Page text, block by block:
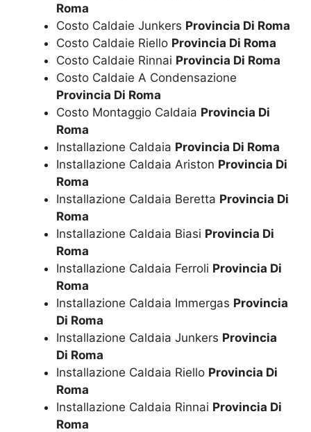
Roma
Costo Caldaie Junkers Provincia Di Roma
Costo Caldaie Riello Provincia Di Roma
Costo Caldaie Rinnai Provincia Di Roma
Costo Caldaie A Condensazione
Provincia Di Roma
Costo Montaggio Caldaia Provincia Di
Roma
Installazione Caldaia Provincia Di Roma
Installazione Caldaia Ariston Provincia Di
Roma
Installazione Caldaia Beretta Provincia Di
Roma
Installazione Caldaia Biasi Provincia Di
Roma
Installazione Caldaia Ferroli Provincia Di
Roma
Installazione Caldaia Immergas Provincia
Di Roma
Installazione Caldaia Junkers Provincia
Di Roma
Installazione Caldaia Riello Provincia Di
Roma
Installazione Caldaia Rinnai Provincia Di
Roma